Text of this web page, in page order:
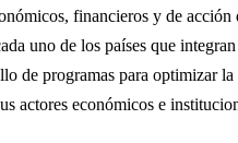
financieros y de
uno de los países que
de programas para optimizar
actores económicos e